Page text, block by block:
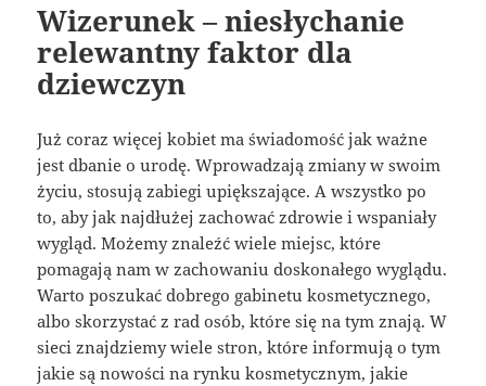
Wizerunek – niesłychanie
relewantny faktor dla
dziewczyn
Już coraz więcej kobiet ma świadomość jak ważne
jest dbanie o urodę. Wprowadzają zmiany w swoim
życiu, stosują zabiegi upiększające. A wszystko po
to, aby jak najdłużej zachować zdrowie i wspaniały
wygląd. Możemy znaleźć wiele miejsc, które
pomagają nam w zachowaniu doskonałego wyglądu.
Warto poszukać dobrego gabinetu kosmetycznego,
albo skorzystać z rad osób, które się na tym znają. W
sieci znajdziemy wiele stron, które informują o tym
jakie są nowości na rynku kosmetycznym, jakie